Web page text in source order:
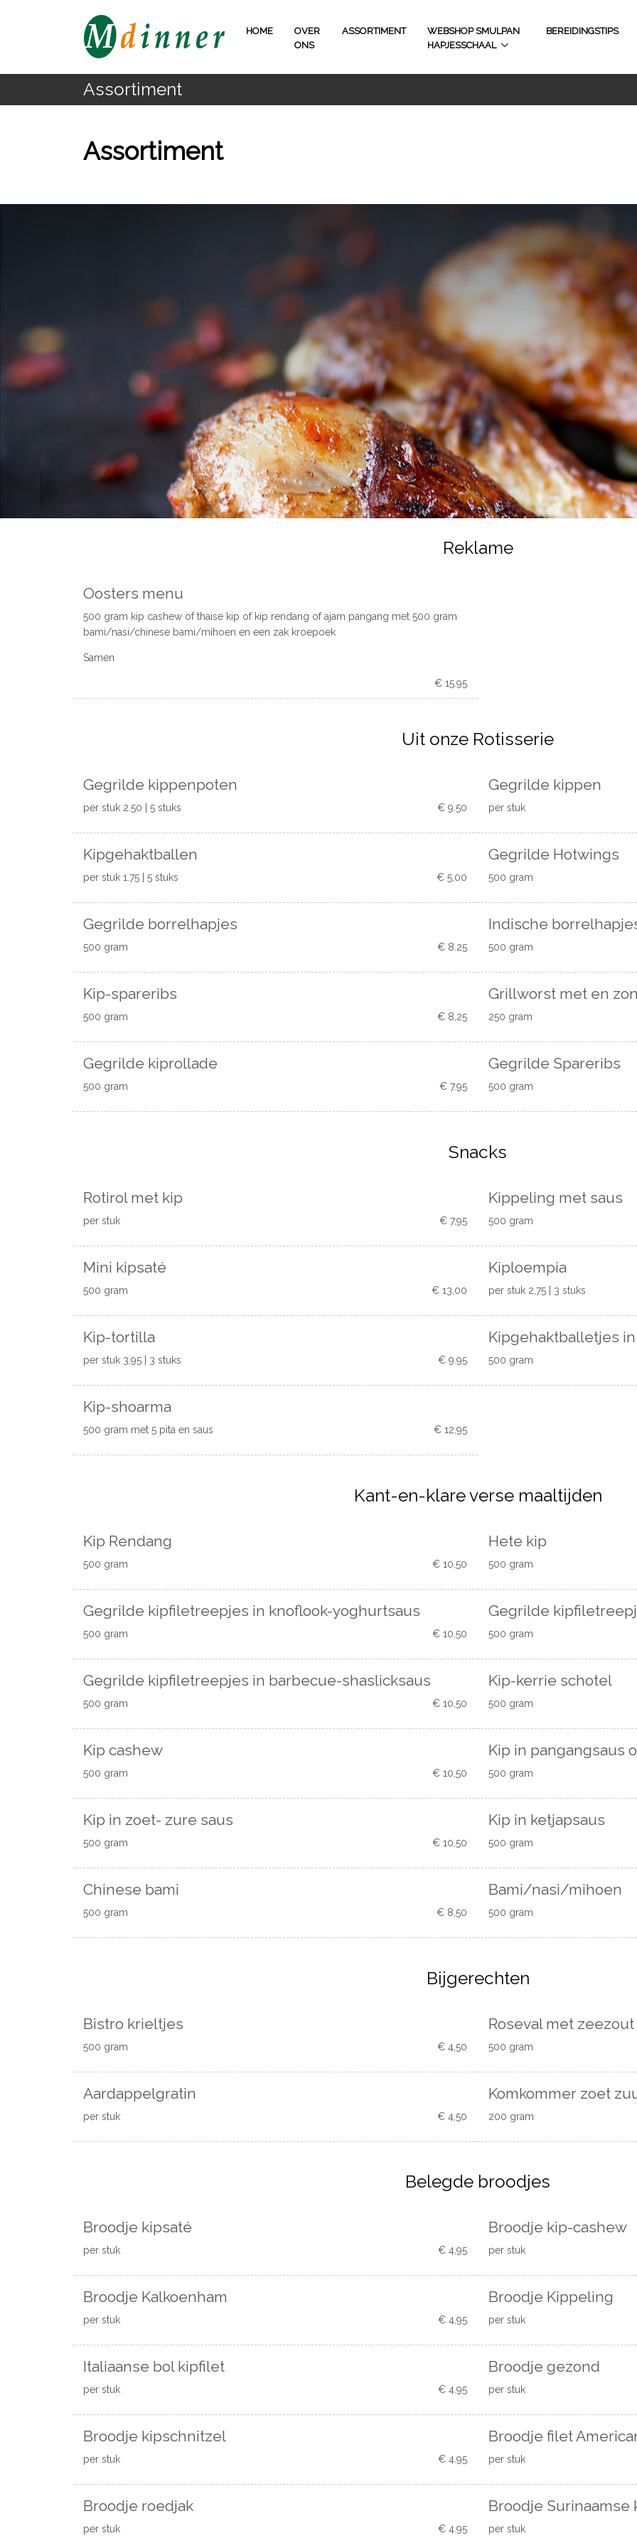
HOME
OVER
ONS
ASSORTIMENT
WEBSHOP SMULPAN
HAPJESSCHAAL
BEREIDINGSTIPS
Assortiment
Assortiment
Reklame
Oosters menu
500 gram kip cashew of thaise kip of kip rendang of ajam pangang met 500 gram
bami/nasi/chinese bami/mihoen en een zak kroepoek
Samen
€ 15.95
Uit onze Rotisserie
Gegrilde kippenpoten
per stuk 2.50 | 5 stuks € 9.50
Gegrilde kippen
per stuk
Kipgehaktballen
per stuk 1.75 | 5 stuks € 5,00
Gegrilde Hotwings
500 gram
Gegrilde borrelhapjes
500 gram € 8.25
Indische
500 gram
Kip-spareribs
500 gram € 8,25
Grillworst met en
250 gram
Gegrilde kiprollade
500 gram € 7.95
Gegrilde Spareribs
500 gram
Snacks
Rotirol met kip
per stuk € 7,95
Kippeling met saus
500 gram
Mini kipsaté
500 gram € 13,00
Kiploempia
per stuk 2,75 | 3 stuks
Kip-tortilla
per stuk 3,95 | 3 stuks € 9.95
Kipgehaktballetjes
500 gram
Kip-shoarma
500 gram met 5 pita en saus € 12,95
Kant-en-klare verse maaltijden
Kip Rendang
500 gram € 10,50
Hete kip
500 gram
Gegrilde kipfiletreepjes in knoflook-yoghurtsaus
500 gram € 10,50
Gegrilde
500 gram
Gegrilde kipfiletreepjes in barbecue-shaslicksaus
500 gram € 10,50
Kip-kerrie schotel
500 gram
Kip cashew
500 gram € 10,50
Kip in pangangsaus
500 gram
Kip in zoet- zure saus
500 gram € 10,50
Kip in ketjapsaus
500 gram
Chinese bami
500 gram € 8,50
Bami/nasi/mihoen
500 gram
Bijgerechten
Bistro krieltjes
500 gram € 4,50
Roseval met
500 gram
Aardappelgratin
per stuk € 4,50
Komkommer zoet
200 gram
Belegde broodjes
Broodje kipsaté
per stuk € 4,95
Broodje kip-cashew
per stuk
Broodje Kalkoenham
per stuk € 4,95
Broodje Kippeling
per stuk
Italiaanse bol kipfilet
per stuk € 4.95
Broodje gezond
per stuk
Broodje kipschnitzel
per stuk € 4.95
Broodje filet
per stuk
Broodje roedjak
per stuk € 4.95
Broodje Surinaamse
per stuk